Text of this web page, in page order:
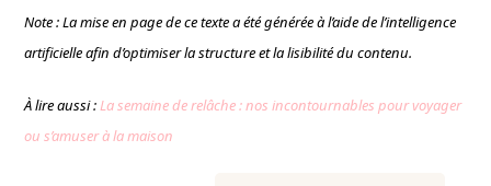
Note : La mise en page de ce texte a été générée à l’aide de l’intelligence
artificielle afin d’optimiser la structure et la lisibilité du contenu.
À lire aussi :La semaine de relâche : nos incontournables pour voyager
ou s’amuser à la maison